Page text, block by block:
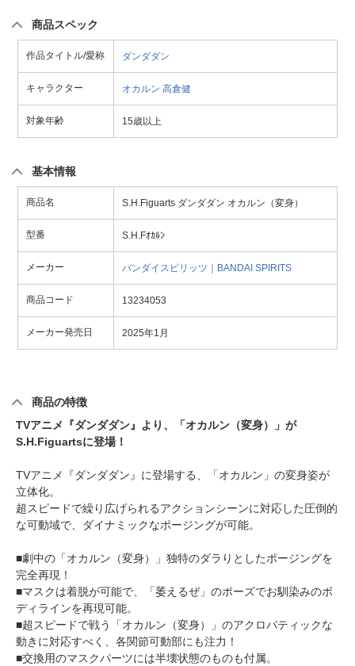
商品スペック
作品タイトル/愛称 ダンダダン
キャラクター オカルン 高倉健
対象年齢 15歳以上
基本情報
商品名 S.H.Figuarts ダンダダン オカルン（変身）
型番 S.H.Fｵｶﾙﾝ
メーカー バンダイスピリッツ｜BANDAI SPIRITS
商品コード 13234053
メーカー発売日 2025年1月
商品の特徴
TVアニメ『ダンダダン』より、「オカルン（変身）」が
S.H.Figuartsに登場！
TVアニメ『ダンダダン』に登場する、「オカルン」の変身姿が
立体化。
超スピードで繰り広げられるアクションシーンに対応した圧倒的
な可動域で、ダイナミックなポージングが可能。
■劇中の「オカルン（変身）」独特のダラりとしたポージングを
完全再現！
■マスクは着脱が可能で、「萎えるぜ」のポーズでお馴染みのボ
ディラインを再現可能。
■超スピードで戦う「オカルン（変身）」のアクロバティックな
動きに対応すべく、各関節可動部にも注力！
■交換用のマスクパーツには半壊状態のものも付属。